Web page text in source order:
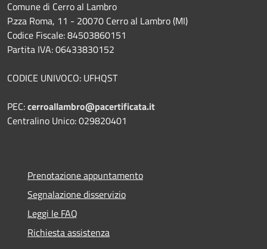
Comune di Cerro al Lambro
P.zza Roma, 11 - 20070 Cerro al Lambro (MI)
Codice Fiscale: 84503860151
Partita IVA: 06433830152
CODICE UNIVOCO: UFHQST
PEC:cerroallambro@pacertificata.it
Centralino Unico: 029820401
Prenotazione appuntamento
Segnalazione disservizio
Leggi le FAQ
Richiesta assistenza